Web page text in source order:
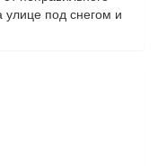
улице под снегом и